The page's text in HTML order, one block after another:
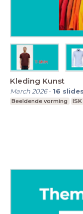
Kleding Kunst
March 2026- 16 slides
Beeldende vorming ISK